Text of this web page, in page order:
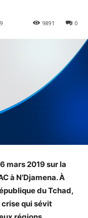
0
9891
mars 2019 sur la
à N’Djamena. À
du Tchad,
crise qui sévit